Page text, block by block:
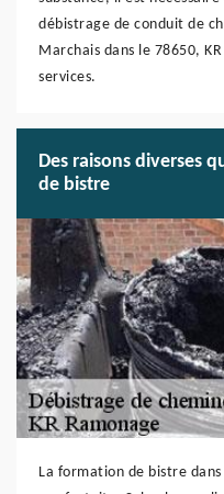
débistrage de conduit de
Marchais dans le 78650,
services.
Des raisons diverses
de bistre
La formation de bistre